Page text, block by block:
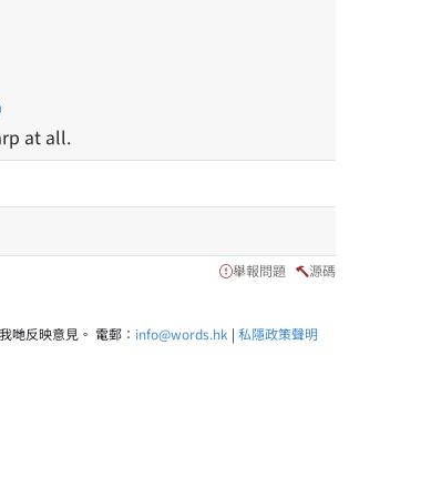
at all.
舉報問題 源碼
哋反映意見。 電郵： info@words.hk | 私隱政策聲明